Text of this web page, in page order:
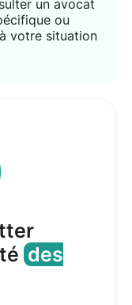
un avocat
ou
votre situation
des